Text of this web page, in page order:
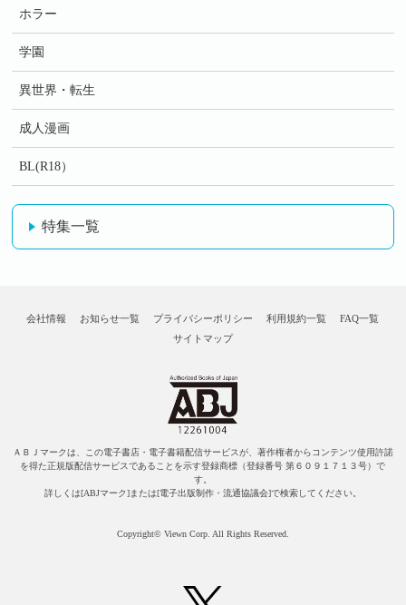
ホラー
学園
異世界・転生
成人漫画
BL(R18）
特集一覧
会社情報 お知らせ一覧 プライバシーポリシー 利用規約一覧
FAQ一覧
サイトマップ
ＡＢＪマークは、この電子書店・電子書籍配信サービスが、著作権者からコンテンツ使用許諾
を得た正規版配信サービスであることを示す登録商標（登録番号 第６０９１７１３号）で
す。
詳しくは[ABJマーク]または[電子出版制作・流通協議会]で検索してください。
Copyright© Viewn Corp. All Rights Reserved.